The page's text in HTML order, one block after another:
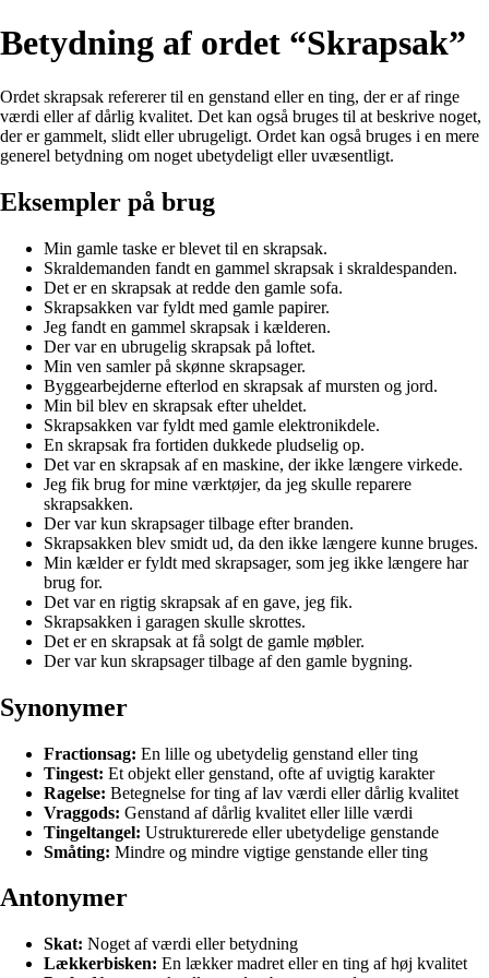
Betydning af ordet “Skrapsak”
Ordet skrapsak refererer til en genstand eller en ting, der er af ringe
værdi eller af dårlig kvalitet. Det kan også bruges til at beskrive noget,
der er gammelt, slidt eller ubrugeligt. Ordet kan også bruges i en mere
generel betydning om noget ubetydeligt eller uvæsentligt.
Eksempler på brug
Min gamle taske er blevet til en skrapsak.
Skraldemanden fandt en gammel skrapsak i skraldespanden.
Det er en skrapsak at redde den gamle sofa.
Skrapsakken var fyldt med gamle papirer.
Jeg fandt en gammel skrapsak i kælderen.
Der var en ubrugelig skrapsak på loftet.
Min ven samler på skønne skrapsager.
Byggearbejderne efterlod en skrapsak af mursten og jord.
Min bil blev en skrapsak efter uheldet.
Skrapsakken var fyldt med gamle elektronikdele.
En skrapsak fra fortiden dukkede pludselig op.
Det var en skrapsak af en maskine, der ikke længere virkede.
Jeg fik brug for mine værktøjer, da jeg skulle reparere
skrapsakken.
Der var kun skrapsager tilbage efter branden.
Skrapsakken blev smidt ud, da den ikke længere kunne bruges.
Min kælder er fyldt med skrapsager, som jeg ikke længere har
brug for.
Det var en rigtig skrapsak af en gave, jeg fik.
Skrapsakken i garagen skulle skrottes.
Det er en skrapsak at få solgt de gamle møbler.
Der var kun skrapsager tilbage af den gamle bygning.
Synonymer
Fractionsag: En lille og ubetydelig genstand eller ting
Tingest: Et objekt eller genstand, ofte af uvigtig karakter
Ragelse: Betegnelse for ting af lav værdi eller dårlig kvalitet
Vraggods: Genstand af dårlig kvalitet eller lille værdi
Tingeltangel: Ustrukturerede eller ubetydelige genstande
Småting: Mindre og mindre vigtige genstande eller ting
Antonymer
Skat: Noget af værdi eller betydning
Lækkerbisken: En lækker madret eller en ting af høj kvalitet